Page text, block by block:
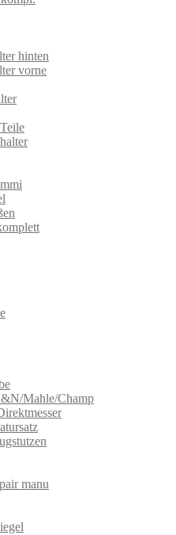
hinten
vorne
Mahle/Champ
manu